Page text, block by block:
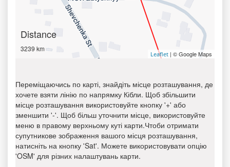
Distance
3239 km
Leaflet | © Google Maps
Переміщаючись по карті, знайдіть місце розташування, де
хочете взяти лінію по напрямку Кібли. Щоб збільшити
місце розташування використовуйте кнопку '+' або
зменшити '-'. Щоб більш уточнити місце, використовуйте
меню в правому верхньому куті карти.Чтоби отримати
супутникове зображення вашого місця розташування,
натисніть на кнопку 'Sat'. Можете використовувати опцію
'OSM' для різних налаштувань карти.